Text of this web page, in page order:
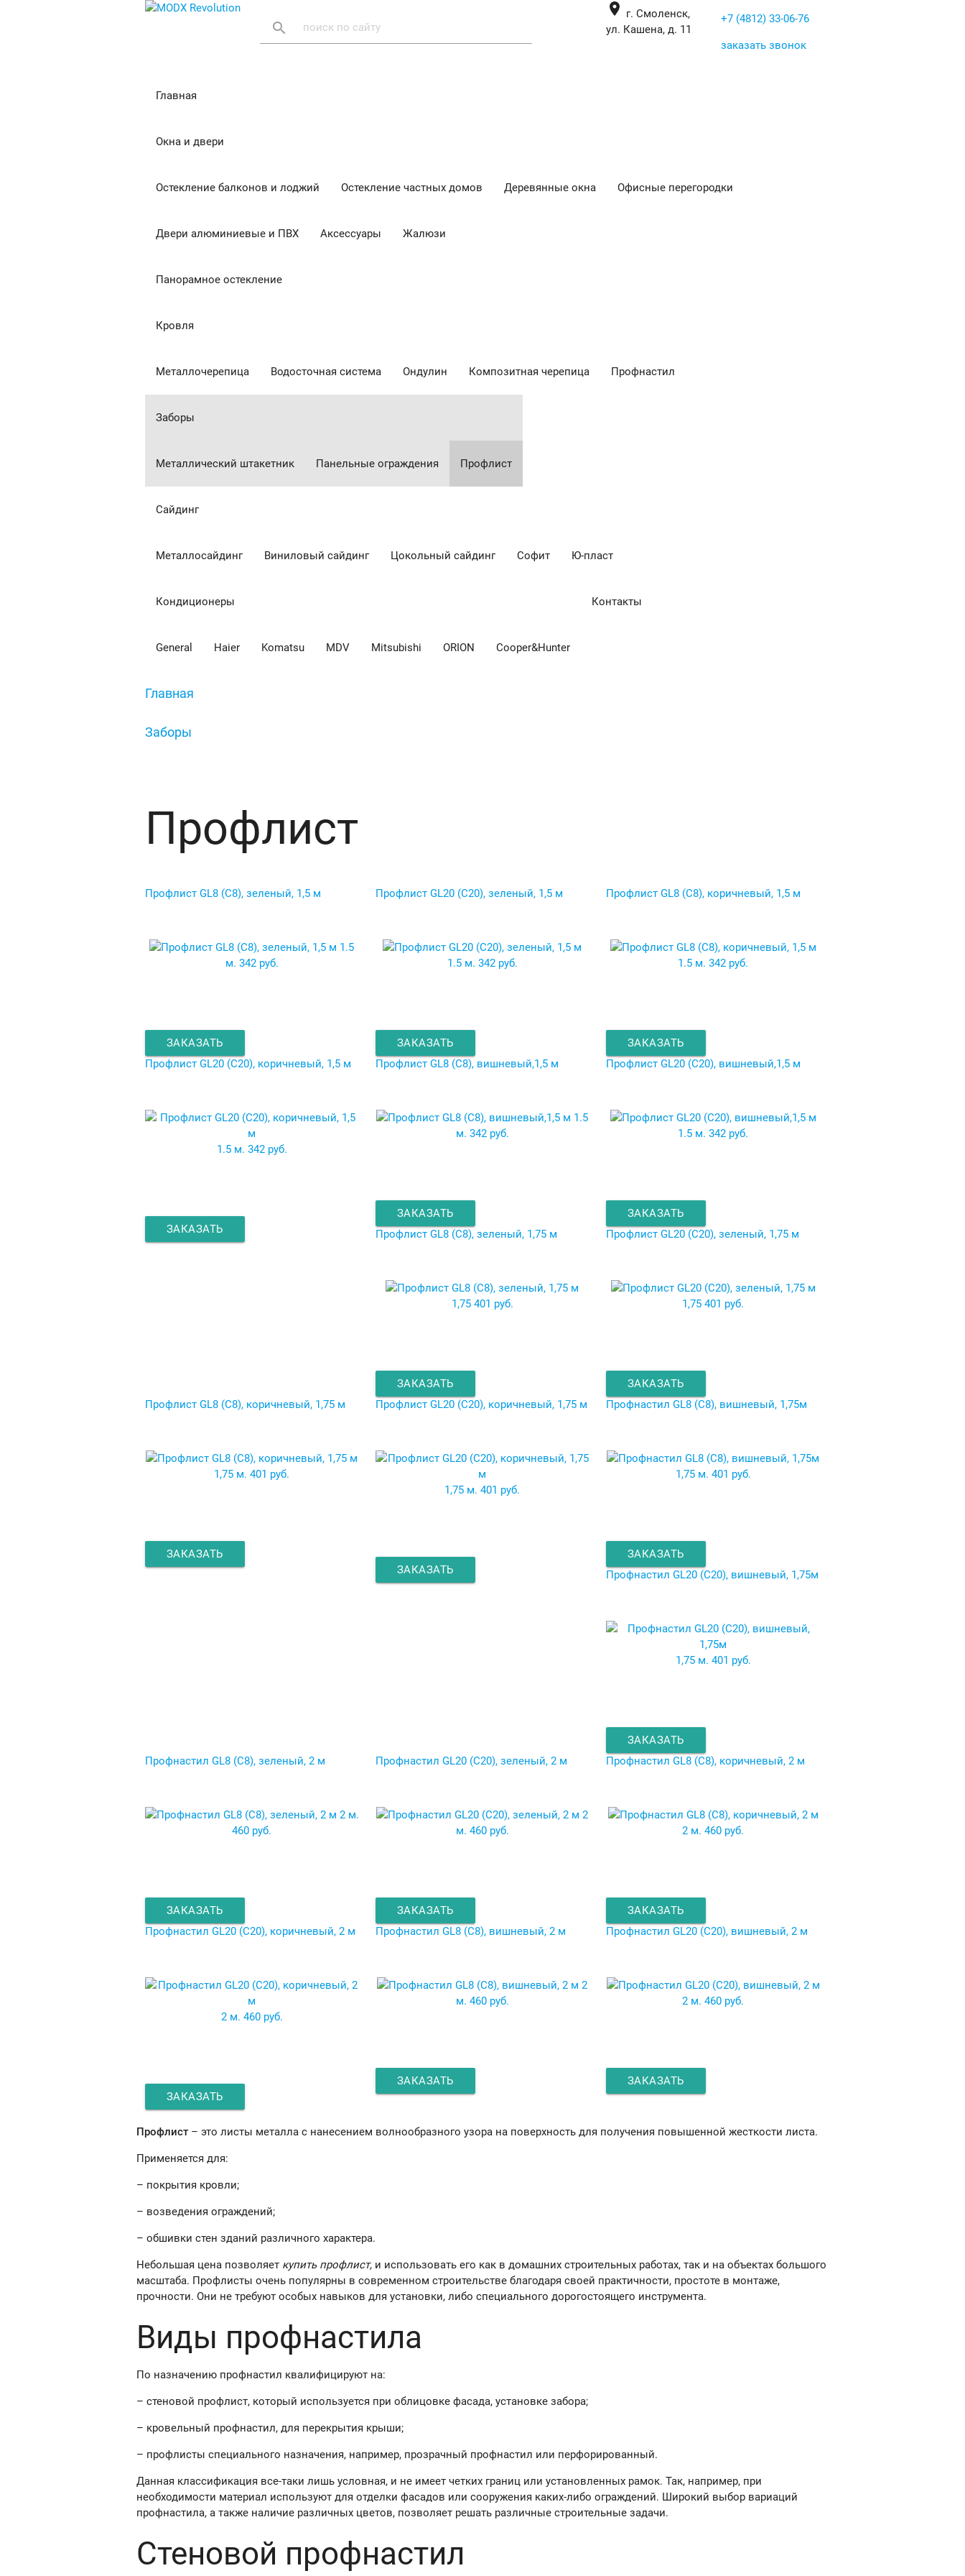
search
place г. Смоленск,
ул. Кашена, д. 11
+7 (4812) 33-06-76
заказать звонок
Главная
Окна и двери
Остекление балконов и лоджий Остекление частных домов Деревянные окна Офисные перегородки
Двери алюминиевые и ПВХ Аксессуары Жалюзи
Панорамное остекление
Кровля
Металлочерепица Водосточная система Ондулин Композитная черепица Профнастил
Заборы
Металлический штакетник Панельные ограждения Профлист
Сайдинг
Металлосайдинг Виниловый сайдинг Цокольный сайдинг Cофит Ю-пласт
Кондиционеры
General Haier Komatsu MDV Mitsubishi ORION Cooper&Hunter
Контакты
Главная
Заборы
Профлист
Профлист GL8 (C8), зеленый, 1,5 м
1.5
м. 342 руб.
ЗАКАЗАТЬ
Профлист GL20 (C20), зеленый, 1,5 м
1.5 м. 342 руб.
ЗАКАЗАТЬ
Профлист GL8 (C8), коричневый, 1,5 м
1.5 м. 342 руб.
ЗАКАЗАТЬ
Профлист GL20 (C20), коричневый, 1,5 м
1.5 м. 342 руб.
ЗАКАЗАТЬ
Профлист GL8 (C8), вишневый,1,5 м
1.5
м. 342 руб.
ЗАКАЗАТЬ
Профлист GL20 (C20), вишневый,1,5 м
1.5 м. 342 руб.
ЗАКАЗАТЬ
Профлист GL8 (C8), зеленый, 1,75 м
1,75 401 руб.
ЗАКАЗАТЬ
Профлист GL20 (C20), зеленый, 1,75 м
1,75 401 руб.
ЗАКАЗАТЬ
Профлист GL8 (C8), коричневый, 1,75 м
1,75 м. 401 руб.
ЗАКАЗАТЬ
Профлист GL20 (C20), коричневый, 1,75 м
1,75 м. 401 руб.
ЗАКАЗАТЬ
Профнастил GL8 (C8), вишневый, 1,75м
1,75 м. 401 руб.
ЗАКАЗАТЬ
Профнастил GL20 (C20), вишневый, 1,75м
1,75 м. 401 руб.
ЗАКАЗАТЬ
Профнастил GL8 (C8), зеленый, 2 м
2 м.
460 руб.
ЗАКАЗАТЬ
Профнастил GL20 (C20), зеленый, 2 м
2
м. 460 руб.
ЗАКАЗАТЬ
Профнастил GL8 (C8), коричневый, 2 м
2 м. 460 руб.
ЗАКАЗАТЬ
Профнастил GL20 (C20), коричневый, 2 м
2 м. 460 руб.
ЗАКАЗАТЬ
Профнастил GL8 (C8), вишневый, 2 м
2
м. 460 руб.
ЗАКАЗАТЬ
Профнастил GL20 (C20), вишневый, 2 м
2 м. 460 руб.
ЗАКАЗАТЬ
Профлист– это листы металла с нанесением волнообразного узора на поверхность для получения повышенной жесткости листа.
Применяется для:
– покрытия кровли;
– возведения ограждений;
– обшивки стен зданий различного характера.
Небольшая цена позволяет купить профлист, и использовать его как в домашних строительных работах, так и на объектах большого
масштаба. Профлисты очень популярны в современном строительстве благодаря своей практичности, простоте в монтаже,
прочности. Они не требуют особых навыков для установки, либо специального дорогостоящего инструмента.
Виды профнастила
По назначению профнастил квалифицируют на:
– стеновой профлист, который используется при облицовке фасада, установке забора;
– кровельный профнастил, для перекрытия крыши;
– профлисты специального назначения, например, прозрачный профнастил или перфорированный.
Данная классификация все-таки лишь условная, и не имеет четких границ или установленных рамок. Так, например, при
необходимости материал используют для отделки фасадов или сооружения каких-либо ограждений. Широкий выбор вариаций
профнастила, а также наличие различных цветов, позволяет решать различные строительные задачи.
Стеновой профнастил